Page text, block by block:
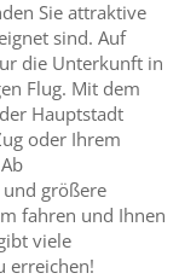
Sie attraktive
sind. Auf
die Unterkunft in
Flug. Mit dem
Hauptstadt
oder Ihrem
größere
fahren und Ihnen
viele
erreichen!